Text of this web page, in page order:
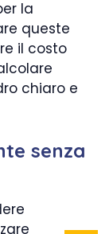
la
queste
il costo
chiaro e
senza